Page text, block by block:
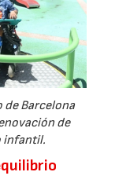
de Barcelona
de
infantil.